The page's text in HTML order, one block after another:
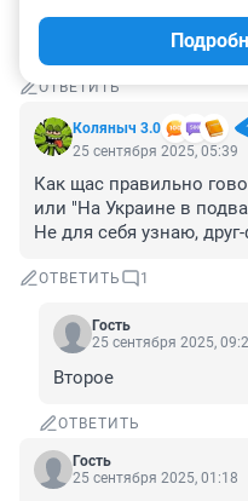
налоги будут наши а
ОТВЕТИТЬ
Коляныч 3.0
25 сентября 2025, 05:39
Как щас правильно
или "На Украине в
Не для себя узнаю,
ОТВЕТИТЬ 1
Гость
25 сентября 2025,
Второе
ОТВЕТИТЬ
Гость
25 сентября 2025, 01:18